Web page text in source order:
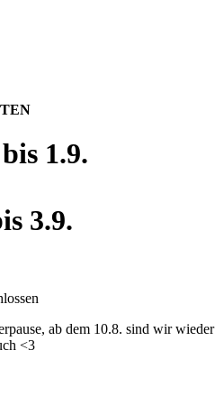
1.9.
3.9.
ab dem 10.8. sind wir wieder
<3